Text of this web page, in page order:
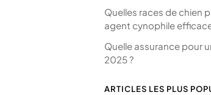
Quelles races de chien
agent cynophile
Quelle assurance pour
2025 ?
ARTICLES LES PLUS